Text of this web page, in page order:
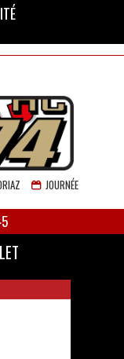
JOURNÉE